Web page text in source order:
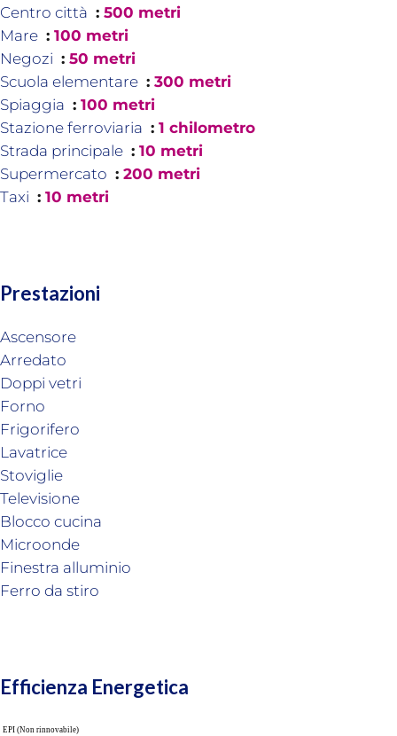
Centro città
500 metri
Mare
100 metri
Negozi
50 metri
Scuola elementare
300 metri
Spiaggia
100 metri
Stazione ferroviaria
1 chilometro
Strada principale
10 metri
Supermercato
200 metri
Taxi
10 metri
Prestazioni
Ascensore
Arredato
Doppi vetri
Forno
Frigorifero
Lavatrice
Stoviglie
Televisione
Blocco cucina
Microonde
Finestra alluminio
Ferro da stiro
Efficienza Energetica
EPI (Non rinnovabile)